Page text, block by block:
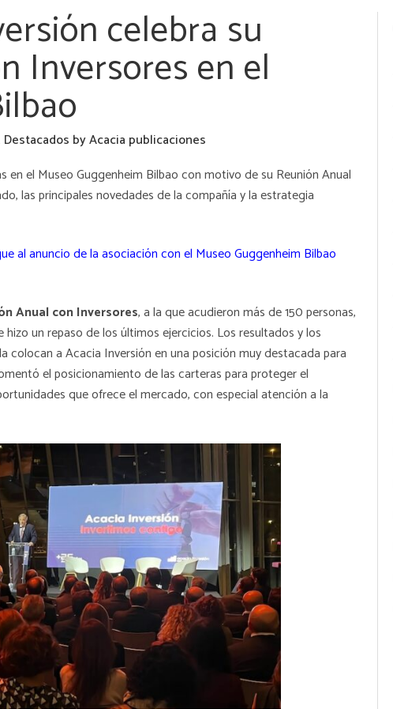
celebra su
Inversores en el
Destacados byAcacia publicaciones
el Museo Guggenheim Bilbao con motivo de su Reunión Anual
las principales novedades de la compañía y la estrategia
al anuncio de la asociación con el Museo Guggenheim Bilbao
Anual con Inversores, a la que acudieron más de 150 personas,
un repaso de los últimos ejercicios. Los resultados y los
a Acacia Inversión en una posición muy destacada para
el posicionamiento de las carteras para proteger el
que ofrece el mercado, con especial atención a la